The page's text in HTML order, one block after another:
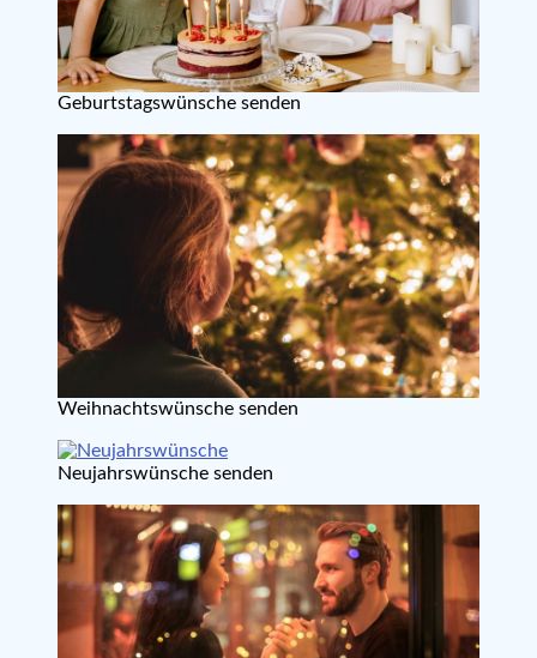
Geburtstagswünsche senden
Weihnachtswünsche senden
Neujahrswünsche senden